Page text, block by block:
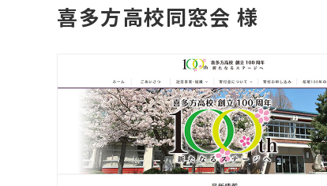
喜多方高校同窓会 様